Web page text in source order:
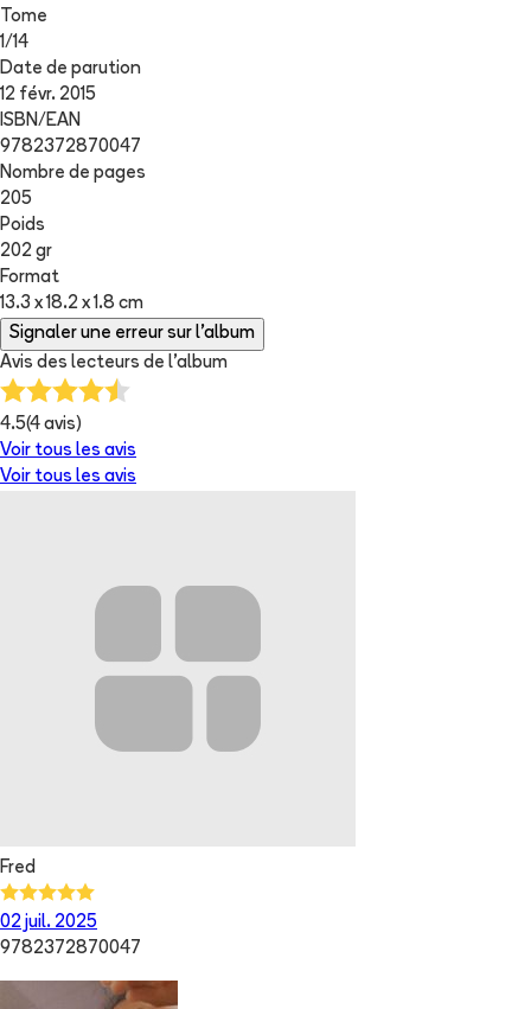
Tome
1/14
Date de parution
12 févr. 2015
ISBN/EAN
9782372870047
Nombre de pages
205
Poids
202 gr
Format
13.3 x 18.2 x 1.8 cm
Signaler une erreur sur l'album
Avis des lecteurs de l'album
4.5(4 avis)
Voir tous les avis
Voir tous les avis
Fred
02 juil. 2025
9782372870047